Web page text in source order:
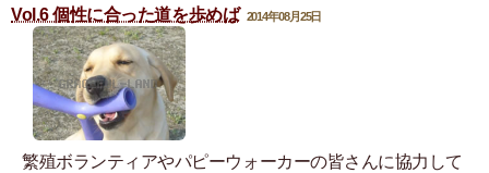
Vol.6 個性に合った道を歩めば 2014年08月25日
繁殖ボランティアやパピーウォーカーの皆さんに協力して